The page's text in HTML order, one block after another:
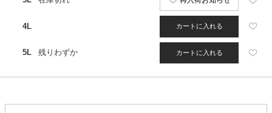
4L カートに入れる
5L 残りわずか カートに入れる